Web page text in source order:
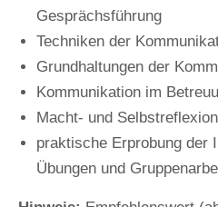
Gesprächsführung
Techniken der
Grundhaltungen der
Kommunikation im
Macht- und Selbstreflexion
praktische Erprobung der
Übungen und